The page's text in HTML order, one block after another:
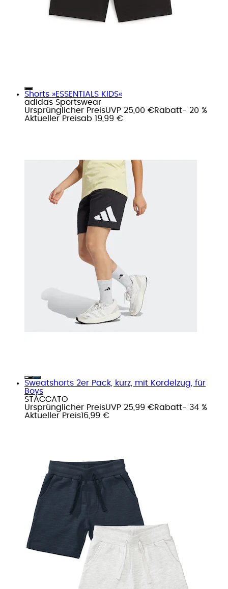
Shorts »ESSENTIALS KIDS«
adidas Sportswear
Ursprünglicher PreisUVP 25,00 €Rabatt- 20 %
Aktueller Preisab 19,99 €
Sweatshorts 2er Pack, kurz, mit Kordelzug, für
Boys
STACCATO
Ursprünglicher PreisUVP 25,99 €Rabatt- 34 %
Aktueller Preis16,99 €